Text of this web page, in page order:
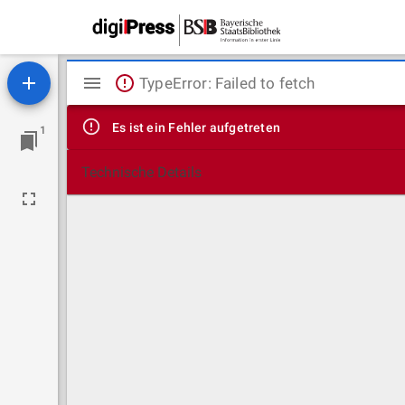
1
Mirador
Viewer
TypeError: Failed to fetch
Es ist ein Fehler aufgetreten
Technische Details